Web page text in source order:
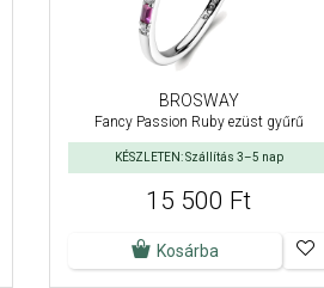
BROSWAY
Fancy Passion Ruby ezüst gyűrű
KÉSZLETEN: Szállítás 3–5 nap
15 500 Ft
Kosárba